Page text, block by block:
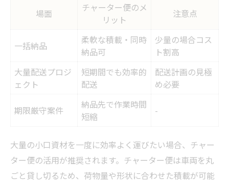
場面
チャーター便のメ
リット
注意点
一括納品
柔軟な積載・同時
納品可
少量の場合コス
ト割高
大量配送プロジ
ェクト
短期間でも効率的
配送
配送計画の見極
め必要
期限厳守案件
納品先で作業時間
短縮
-
大量の小口資材を一度に効率よく運びたい場合、チャー
ター便の活用が推奨されます。チャーター便は車両を丸
ごと貸し切るため、荷物量や形状に合わせた積載が可能